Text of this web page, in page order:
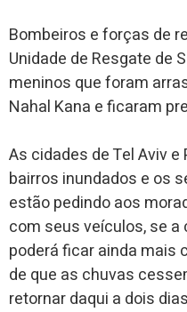
Bombeiros e forças de
Unidade de Resgate de
meninos que foram
Nahal Kana e ficaram
As cidades de Tel Aviv
bairros inundados e os
estão pedindo aos
com seus veículos, se a
poderá ficar ainda mais
de que as chuvas
retornar daqui a dois